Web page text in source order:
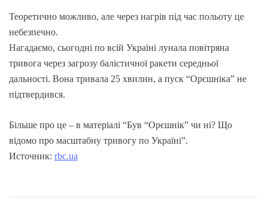
Теоретично можливо, але через нагрів під час польоту це
небезпечно.
Нагадаємо, сьогодні по всій Україні лунала повітряна
тривога через загрозу балістичної ракети середньої
дальності. Вона тривала 25 хвилин, а пуск “Орєшніка” не
підтвердився.
Більше про це – в матеріалі “Був “Орєшнік” чи ні? Що
відомо про масштабну тривогу по Україні”.
Источник: rbc.ua